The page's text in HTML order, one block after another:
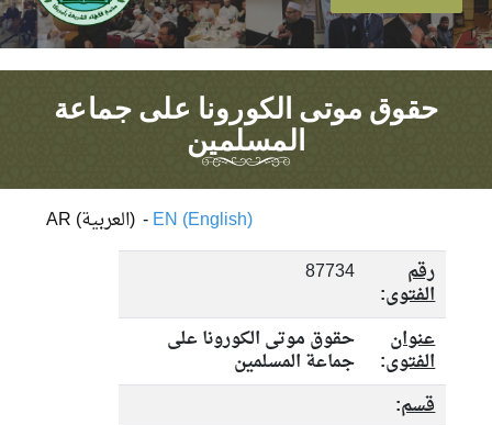
حقوق موتى الكورونا على جماعة
المسلمين
AR (العربية) -EN (English)
رقم
الفتوى:
87734
عنوان
الفتوى:
حقوق موتى الكورونا على
جماعة المسلمين
قسم: